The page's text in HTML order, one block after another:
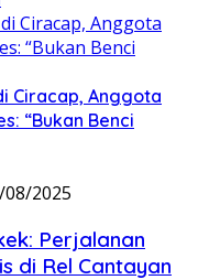
Ciracap, Anggota
“Bukan Benci
08/2025
Perjalanan
di Rel Cantayan